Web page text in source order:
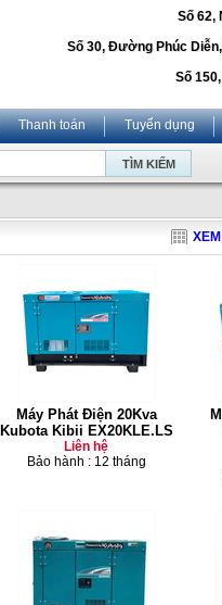
Số 62,
Số 30, Đường Phúc
Số
Thanh toán Tuyển dụng
Máy Phát Điện 20Kva
Kubota Kibii EX20KLE.LS
Liên hệ
Bảo hành : 12 tháng